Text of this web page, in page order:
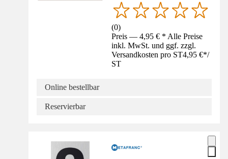
(0)
Preis — 4,95 € * Alle Preise
inkl. MwSt. und ggf. zzgl.
Versandkosten pro ST4,95 €*/
ST
Online bestellbar
Reservierbar